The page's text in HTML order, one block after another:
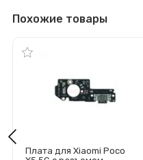
Похожие товары
Плата для Xiaomi Poco